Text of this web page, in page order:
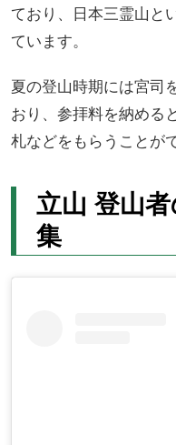
ており、日本三霊山と
ています。
夏の登山時期には宮司
おり、参拝料を納める
札などをもらうことが
立山 登山
集